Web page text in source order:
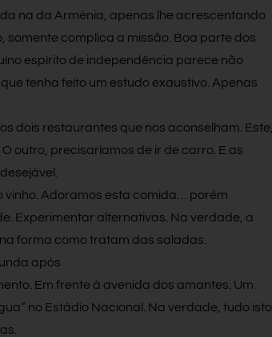
na da Arménia, apenas lhe acrescentando
somente complica a missão. Boa parte dos
espírito de independência parece não
tenha feito um estudo exaustivo. Apenas
dois restaurantes que nos aconselham. Este,
outro, precisaríamos de ir de carro. E as
vinho. Adoramos esta comida… porém
Experimentar alternativas. Na verdade, a
forma como tratam das saladas.
após
Em frente à avenida dos amantes. Um
no Estádio Nacional. Na verdade, tudo isto